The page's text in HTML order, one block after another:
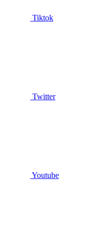
Tiktok
Twitter
Youtube